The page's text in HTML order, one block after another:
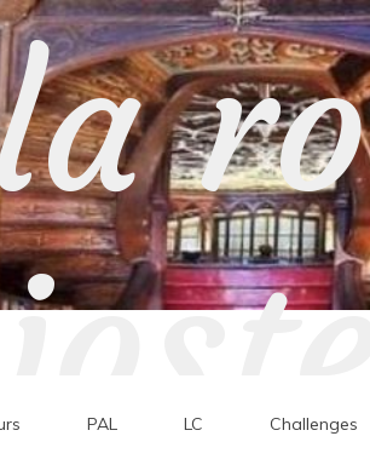
PAL LC Challenges